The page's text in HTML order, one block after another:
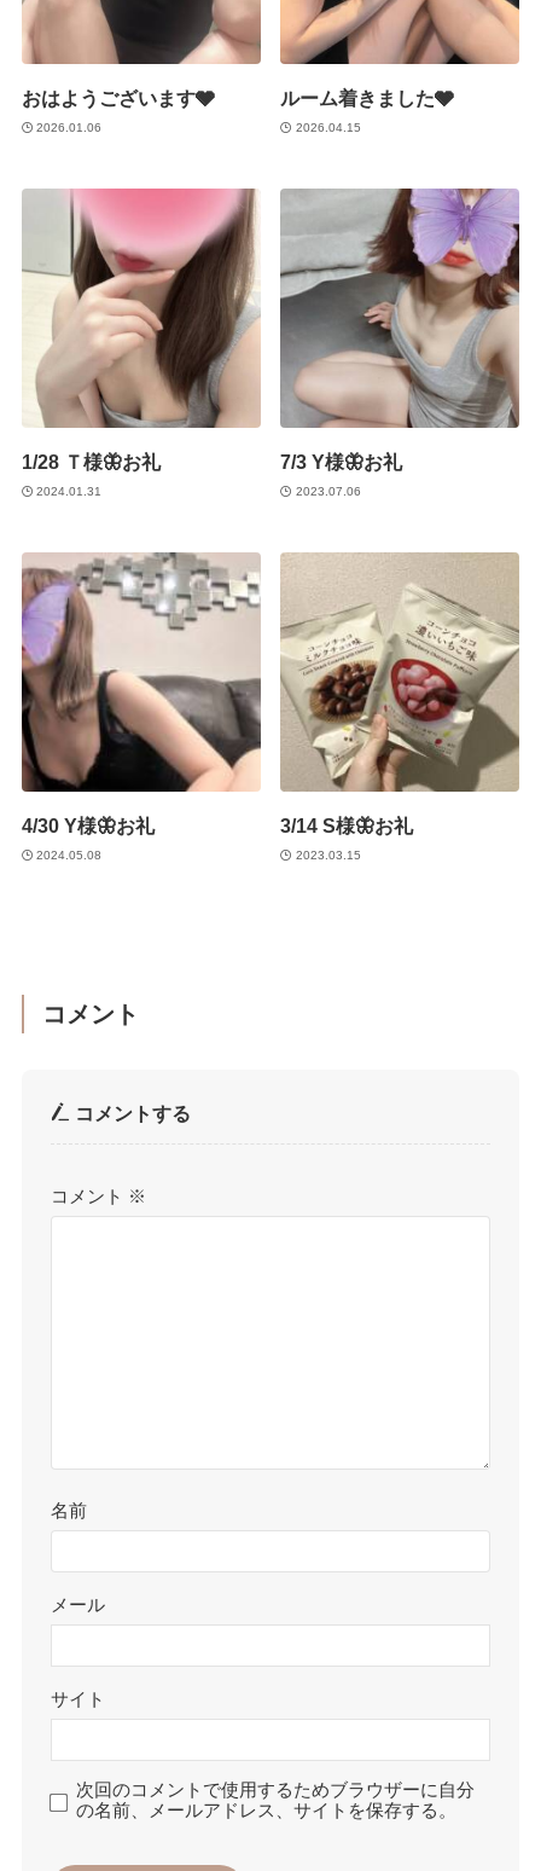
おはようございます🩶
2026.01.06
ルーム着きました🩶
2026.04.15
1/28 Ｔ様🦋お礼
2024.01.31
7/3 Y様🦋お礼
2023.07.06
4/30 Y様🦋お礼
2024.05.08
3/14 S様🦋お礼
2023.03.15
コメント
コメントする
コメント ※
名前
メール
サイト
次回のコメントで使用するためブラウザーに自分
の名前、メールアドレス、サイトを保存する。